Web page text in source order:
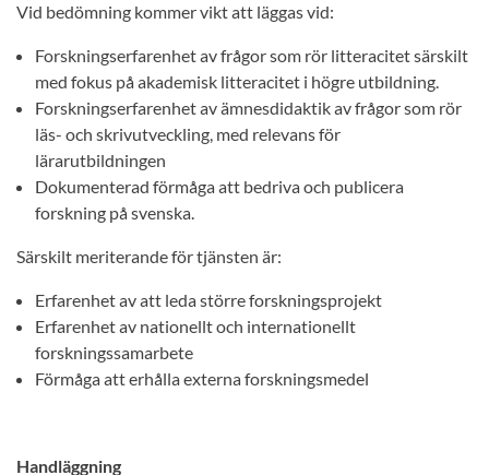
Vid bedömning kommer vikt att läggas vid:
Forskningserfarenhet av frågor som rör litteracitet särskilt
med fokus på akademisk litteracitet i högre utbildning.
Forskningserfarenhet av ämnesdidaktik av frågor som rör
läs- och skrivutveckling, med relevans för
lärarutbildningen
Dokumenterad förmåga att bedriva och publicera
forskning på svenska.
Särskilt meriterande för tjänsten är:
Erfarenhet av att leda större forskningsprojekt
Erfarenhet av nationellt och internationellt
forskningssamarbete
Förmåga att erhålla externa forskningsmedel
Handläggning